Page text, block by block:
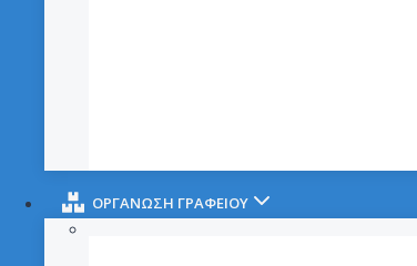
ΟΡΓΑΝΩΣΗ ΓΡΑΦΕΙΟΥ